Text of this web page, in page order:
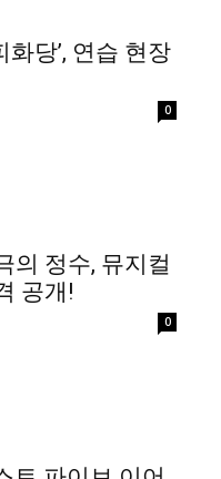
화당’, 연습 현장
0
의 정수, 뮤지컬
공개!
0